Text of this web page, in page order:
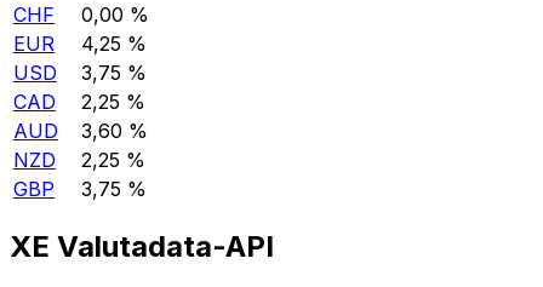
CHF
0,00 %
EUR
4,25 %
USD
3,75 %
CAD
2,25 %
AUD
3,60 %
NZD
2,25 %
GBP
3,75 %
XE Valutadata-API